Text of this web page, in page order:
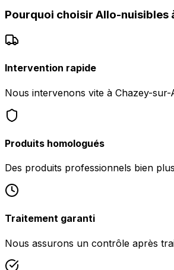
Pourquoi choisir Allo-nuisibles
Intervention rapide
Nous intervenons vite à Chazey-
Produits homologués
Des produits professionnels bien
Traitement garanti
Nous assurons un contrôle après